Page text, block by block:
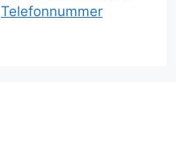
Telefonnummer